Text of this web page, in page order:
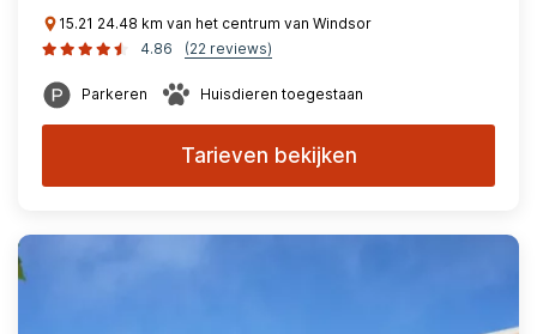
15.21 24.48 km van het centrum van Windsor
4.86
(22 reviews)
Parkeren Huisdieren toegestaan
Tarieven bekijken